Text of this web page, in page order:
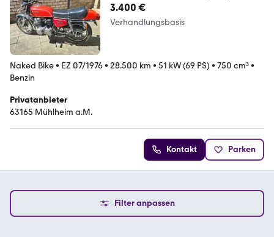
3.400 €
Verhandlungsbasis
Naked Bike• EZ 07/1976• 28.500 km • 51 kW (69 PS) • 750 cm³•
Benzin
Privatanbieter
63165 Mühlheim a.M.
Kontakt Parken
Filter anpassen